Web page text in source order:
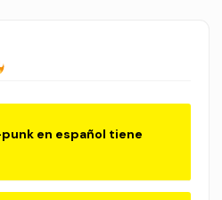
en español tiene